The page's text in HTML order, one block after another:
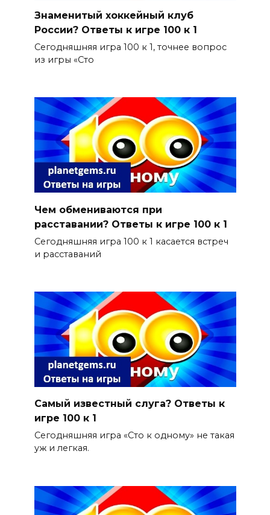
Знаменитый хоккейный клуб
России? Ответы к игре 100 к 1
Сегодняшняя игра 100 к 1, точнее вопрос
из игры «Сто
Чем обмениваются при
расставании? Ответы к игре 100 к 1
Сегодняшняя игра 100 к 1 касается встреч
и расставаний
Самый известный слуга? Ответы к
игре 100 к 1
Сегодняшняя игра «Сто к одному» не такая
уж и легкая.